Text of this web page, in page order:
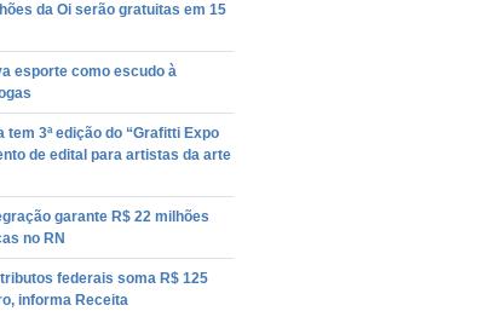
da Oi serão gratuitas em 15
esporte como escudo à
tem 3ª edição do “Grafitti Expo
de edital para artistas da arte
garante R$ 22 milhões
no RN
federais soma R$ 125
informa Receita